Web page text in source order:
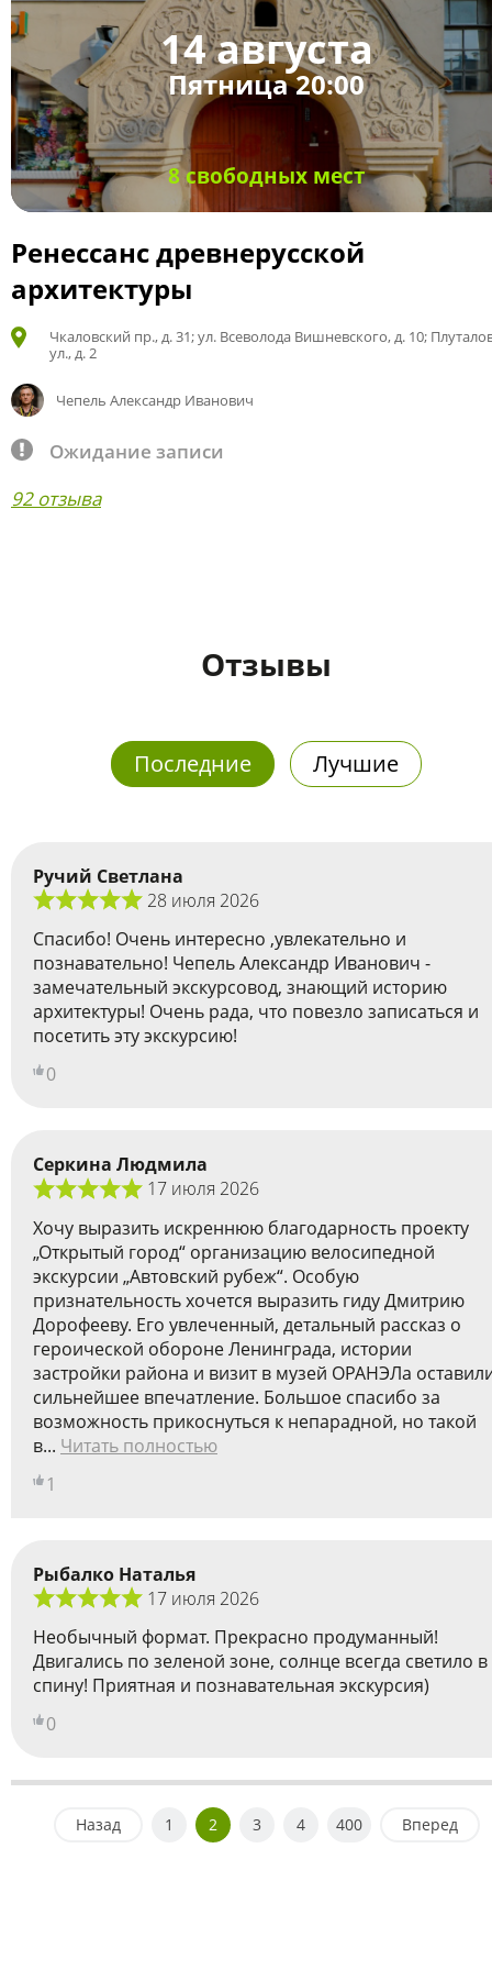
14 августа
Пятница 20:00
8 свободных мест
Ренессанс древнерусской
архитектуры
Чкаловский пр., д. 31; ул. Всеволода Вишневского, д. 10;
ул., д. 2
Чепель Александр Иванович
Ожидание записи
92 отзыва
Отзывы
Последние Лучшие
Ручий Светлана
28 июля 2026
Спасибо! Очень интересно ,увлекательно и
познавательно! Чепель Александр Иванович -
замечательный экскурсовод, знающий историю
архитектуры! Очень рада, что повезло записаться и
посетить эту экскурсию!
0
Серкина Людмила
17 июля 2026
Хочу выразить искреннюю благодарность проекту
„Открытый город“ организацию велосипедной
экскурсии „Автовский рубеж“. Особую
признательность хочется выразить гиду Дмитрию
Дорофееву. Его увлеченный, детальный рассказ о
героической обороне Ленинграда, истории
застройки района и визит в музей ОРАНЭЛа
сильнейшее впечатление. Большое спасибо за
возможность прикоснуться к непарадной, но такой
в... Читать полностью
1
Рыбалко Наталья
17 июля 2026
Необычный формат. Прекрасно продуманный!
Двигались по зеленой зоне, солнце всегда светило в
спину! Приятная и познавательная экскурсия)
0
Назад 1 2 3 4 400 Вперед